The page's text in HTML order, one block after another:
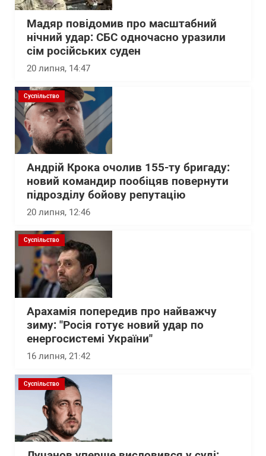
Мадяр повідомив про масштабний
нічний удар: СБС одночасно уразили
сім російських суден
20 липня, 14:47
Суспільство
Андрій Крока очолив 155-ту бригаду:
новий командир пообіцяв повернути
підрозділу бойову репутацію
20 липня, 12:46
Суспільство
Арахамія попередив про найважчу
зиму: "Росія готує новий удар по
енергосистемі України"
16 липня, 21:42
Суспільство